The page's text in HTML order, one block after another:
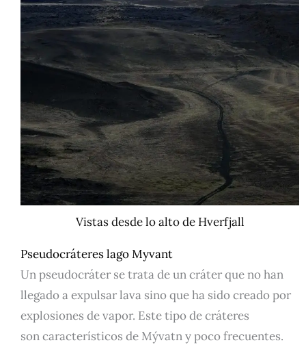
Vistas desde lo alto de Hverfjall
Pseudocráteres lago Myvant
Un pseudocráter se trata de un cráter que no han
llegado a expulsar lava sino que ha sido creado por
explosiones de vapor. Este tipo de cráteres
son característicos de Mývatn y poco frecuentes.